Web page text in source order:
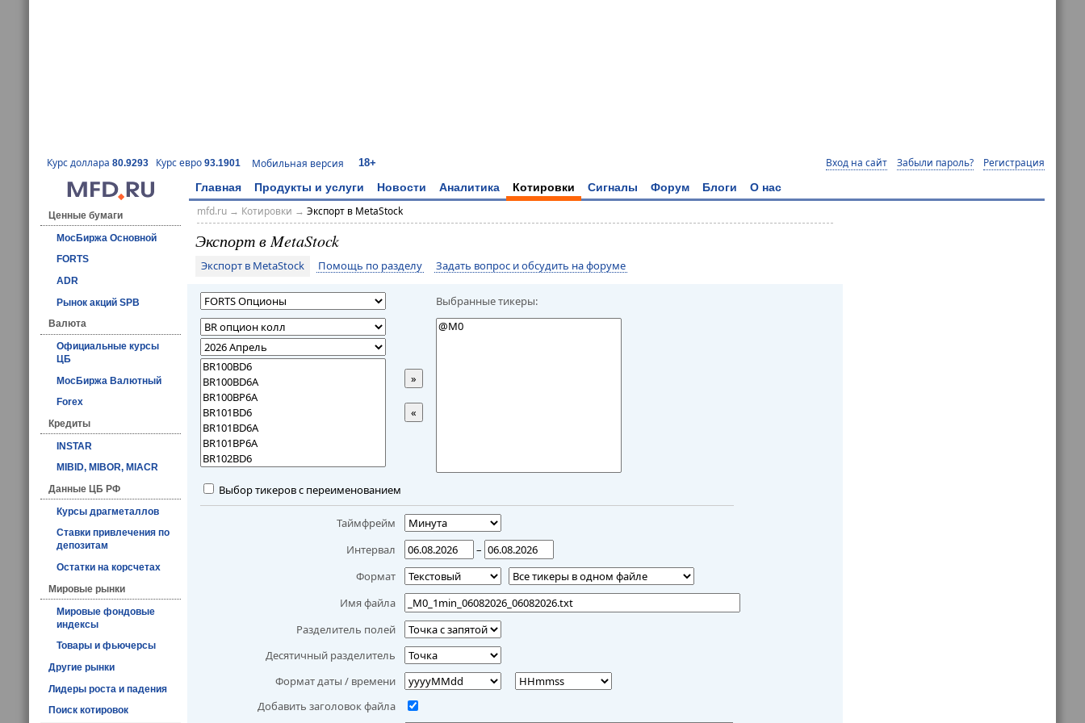
Курс доллара 80.9293 Курс евро 93.1901 Мобильная версия 18+ Вход на сайт Забыли пароль? Регистрация
Главная Продукты и услуги Новости Аналитика Котировки Сигналы Форум Блоги О нас
Ценные бумаги
МосБиржа Основной
FORTS
ADR
Рынок акций SPB
Валюта
Официальные курсы
ЦБ
МосБиржа Валютный
Forex
Кредиты
INSTAR
MIBID, MIBOR, MIACR
Данные ЦБ РФ
Курсы драгметаллов
Ставки привлечения по
депозитам
Остатки на корсчетах
Мировые рынки
Мировые фондовые
индексы
Товары и фьючерсы
Другие рынки
Лидеры роста и падения
Поиск котировок
mfd.ru→ Котировки → Экспорт в MetaStock
Экспорт в MetaStock
Экспорт в MetaStock Помощь по разделу Задать вопрос и обсудить на форуме
Выбранные тикеры:
»
«
Выбор тикеров с переименованием
Таймфрейм
Интервал
–
Формат
Имя файла
Разделитель полей
Десятичный разделитель
Формат даты / времени
Добавить заголовок файла